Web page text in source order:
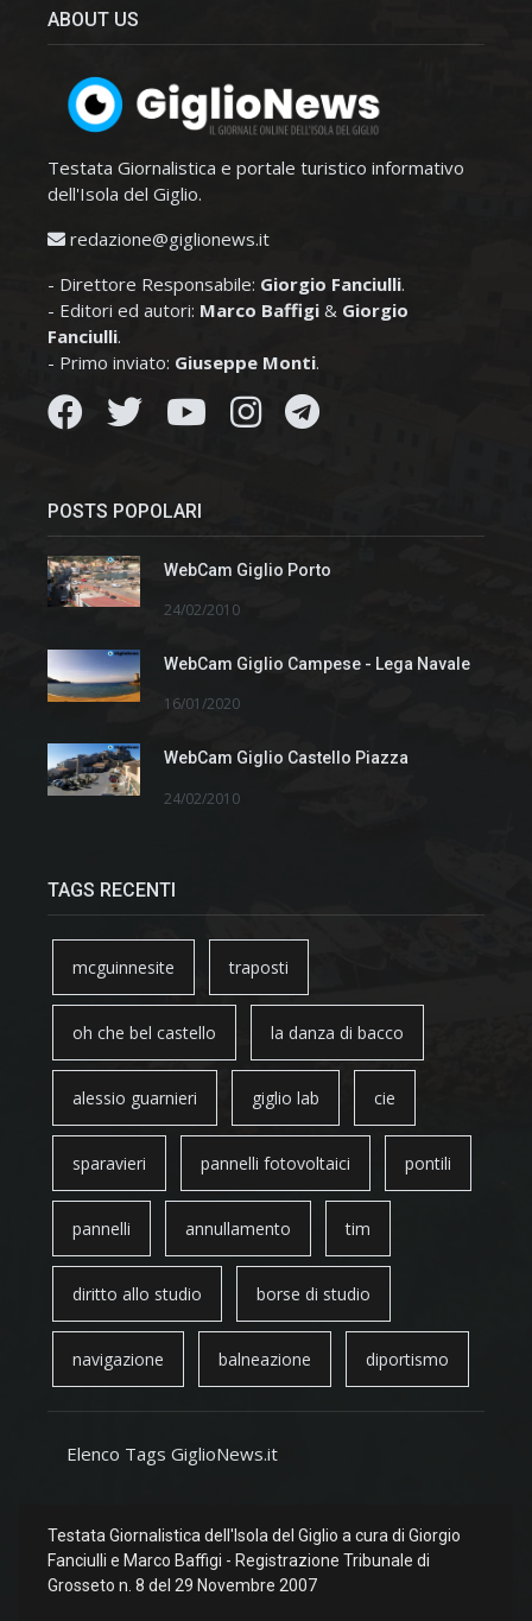
ABOUT US
Testata Giornalistica e portale turistico informativo
dell'Isola del Giglio.
redazione@giglionews.it
- Direttore Responsabile: Giorgio Fanciulli.
- Editori ed autori: Marco Baffigi & Giorgio
Fanciulli.
- Primo inviato: Giuseppe Monti.
POSTS POPOLARI
WebCam Giglio Porto
24/02/2010
WebCam Giglio Campese - Lega Navale
16/01/2020
WebCam Giglio Castello Piazza
24/02/2010
TAGS RECENTI
mcguinnesite traposti
oh che bel castello la danza di bacco
alessio guarnieri giglio lab cie
sparavieri pannelli fotovoltaici pontili
pannelli annullamento tim
diritto allo studio borse di studio
navigazione balneazione diportismo
Elenco Tags GiglioNews.it
Testata Giornalistica dell'Isola del Giglio a cura di Giorgio
Fanciulli e Marco Baffigi - Registrazione Tribunale di
Grosseto n. 8 del 29 Novembre 2007